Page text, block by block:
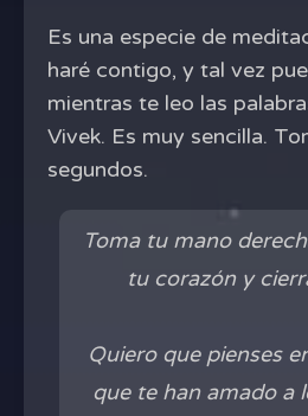
Es una especie de
haré contigo, y tal vez
mientras te leo las
Vivek. Es muy sencilla.
segundos.
Toma tu mano
tu corazón y
Quiero que pienses
que te han amado a